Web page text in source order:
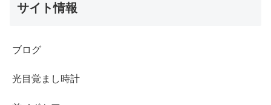
サイト情報
ブログ
光目覚まし時計